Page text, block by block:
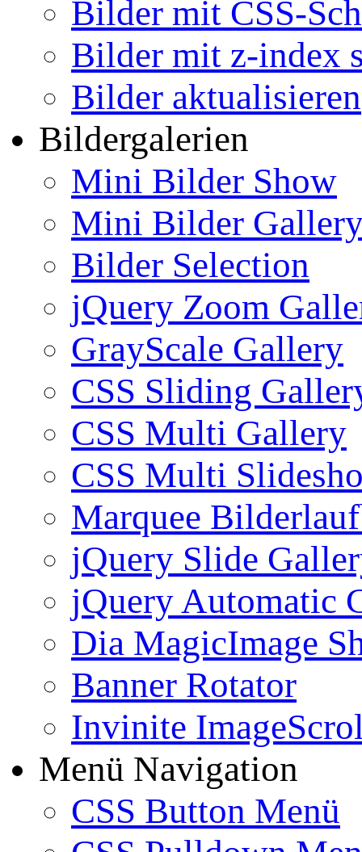
Bilder mit CSS-
Bilder mit z-index
Bilder aktualisieren
Bildergalerien
Mini Bilder Show
Mini Bilder
Bilder Selection
jQuery Zoom
GrayScale Gallery
CSS Sliding
CSS Multi Gallery
CSS Multi
Marquee
jQuery Slide
jQuery Automatic
Dia MagicImage
Banner Rotator
Invinite
Menü Navigation
CSS Button Menü